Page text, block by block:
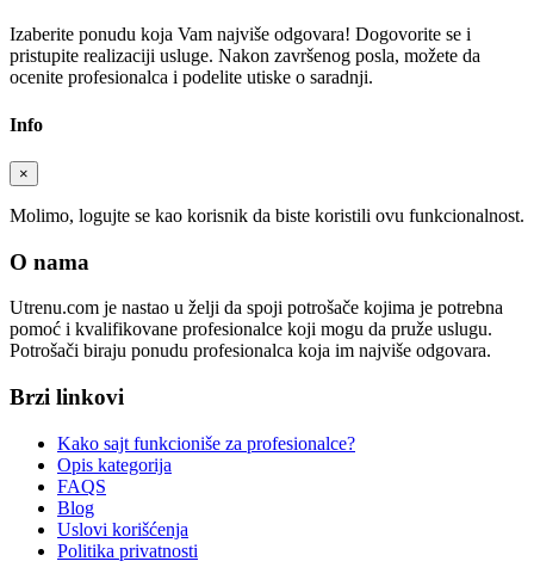
Izaberite ponudu koja Vam najviše odgovara! Dogovorite se i
pristupite realizaciji usluge. Nakon završenog posla, možete da
ocenite profesionalca i podelite utiske o saradnji.
Info
×
Molimo, logujte se kao korisnik da biste koristili ovu funkcionalnost.
O nama
Utrenu.com je nastao u želji da spoji potrošače kojima je potrebna
pomoć i kvalifikovane profesionalce koji mogu da pruže uslugu.
Potrošači biraju ponudu profesionalca koja im najviše odgovara.
Brzi linkovi
Kako sajt funkcioniše za profesionalce?
Opis kategorija
FAQS
Blog
Uslovi korišćenja
Politika privatnosti